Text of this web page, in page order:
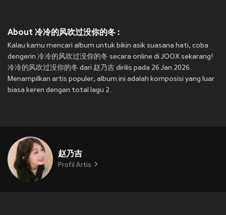
About 冷冷的风吹过没你的冬 :
Kalau kamu mencari album untuk bikin asik suasana hati, coba
dengerin 冷冷的风吹过没你的冬 secara online di JOOX sekarang!
冷冷的风吹过没你的冬 dari 赵乃吉 dirilis pada 26 Jan 2026.
Menampilkan artis populer, album ini adalah komposisi yang luar
biasa keren dengan total lagu 2.
赵乃吉
Profil Artis